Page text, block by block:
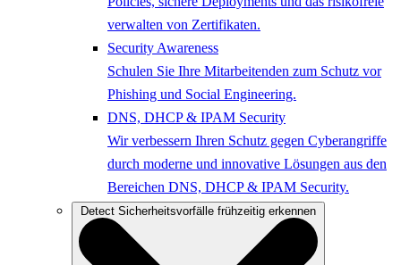
verwalten von Zertifikaten.
Security Awareness
Schulen Sie Ihre Mitarbeitenden zum Schutz vor
Phishing und Social Engineering.
DNS, DHCP & IPAM Security
Wir verbessern Ihren Schutz gegen Cyberangriffe
durch moderne und innovative Lösungen aus den
Bereichen DNS, DHCP & IPAM Security.
Detect Sicherheitsvorfälle frühzeitig erkennen